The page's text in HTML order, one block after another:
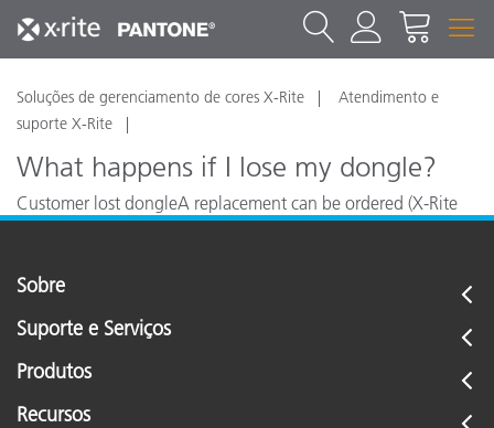
Soluções de gerenciamento de cores X-Rite
Atendimento e
suporte X-Rite
What happens if I lose my dongle?
Customer lost dongleA replacement can be ordered (X-Rite
Sobre
Suporte e Serviços
Produtos
Recursos